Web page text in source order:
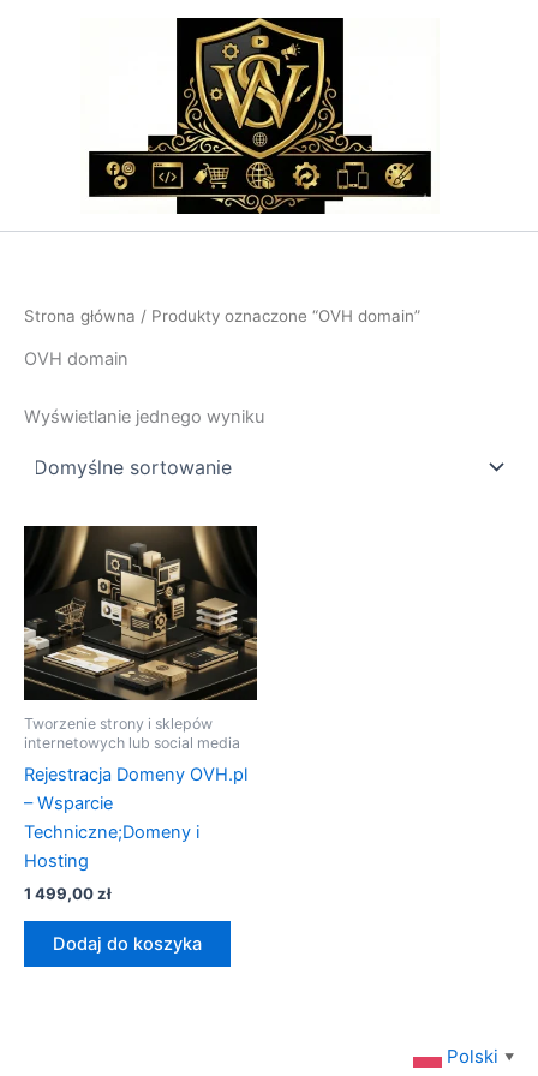
Strona główna / Produkty oznaczone “OVH domain”
OVH domain
Wyświetlanie jednego wyniku
Tworzenie strony i sklepów
internetowych lub social media
Rejestracja Domeny OVH.pl
– Wsparcie
Techniczne;Domeny i
Hosting
1 499,00zł
Dodaj do koszyka
Polski ▼